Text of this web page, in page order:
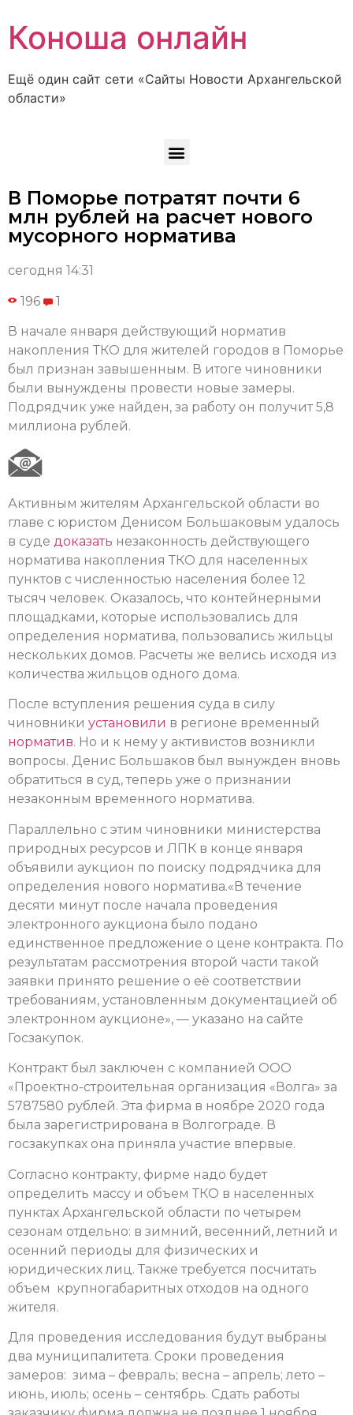
Коноша онлайн
Ещё один сайт сети «Сайты Новости Архангельской
области»
В Поморье потратят почти 6
млн рублей на расчет нового
мусорного норматива
сегодня 14:31
196 1
В начале января действующий норматив
накопления ТКО для жителей городов в Поморье
был признан завышенным. В итоге чиновники
были вынуждены провести новые замеры.
Подрядчик уже найден, за работу он получит 5,8
миллиона рублей.
Активным жителям Архангельской области во
главе с юристом Денисом Большаковым удалось
в суде доказать незаконность действующего
норматива накопления ТКО для населенных
пунктов с численностью населения более 12
тысяч человек. Оказалось, что контейнерными
площадками, которые использовались для
определения норматива, пользовались жильцы
нескольких домов. Расчеты же велись исходя из
количества жильцов одного дома.
После вступления решения суда в силу
чиновники установили в регионе временный
норматив. Но и к нему у активистов возникли
вопросы. Денис Большаков был вынужден вновь
обратиться в суд, теперь уже о признании
незаконным временного норматива.
Параллельно с этим чиновники министерства
природных ресурсов и ЛПК в конце января
объявили аукцион по поиску подрядчика для
определения нового норматива.«В течение
десяти минут после начала проведения
электронного аукциона было подано
единственное предложение о цене контракта. По
результатам рассмотрения второй части такой
заявки принято решение о её соответствии
требованиям, установленным документацией об
электронном аукционе», — указано на сайте
Госзакупок.
Контракт был заключен с компанией ООО
«Проектно-строительная организация «Волга» за
5787580 рублей. Эта фирма в ноябре 2020 года
была зарегистрирована в Волгограде. В
госзакупках она приняла участие впервые.
Согласно контракту, фирме надо будет
определить массу и объем ТКО в населенных
пунктах Архангельской области по четырем
сезонам отдельно: в зимний, весенний, летний и
осенний периоды для физических и
юридических лиц. Также требуется посчитать
объем крупногабаритных отходов на одного
жителя.
Для проведения исследования будут выбраны
два муниципалитета. Сроки проведения
замеров: зима – февраль; весна – апрель; лето –
июнь, июль; осень – сентябрь. Сдать работы